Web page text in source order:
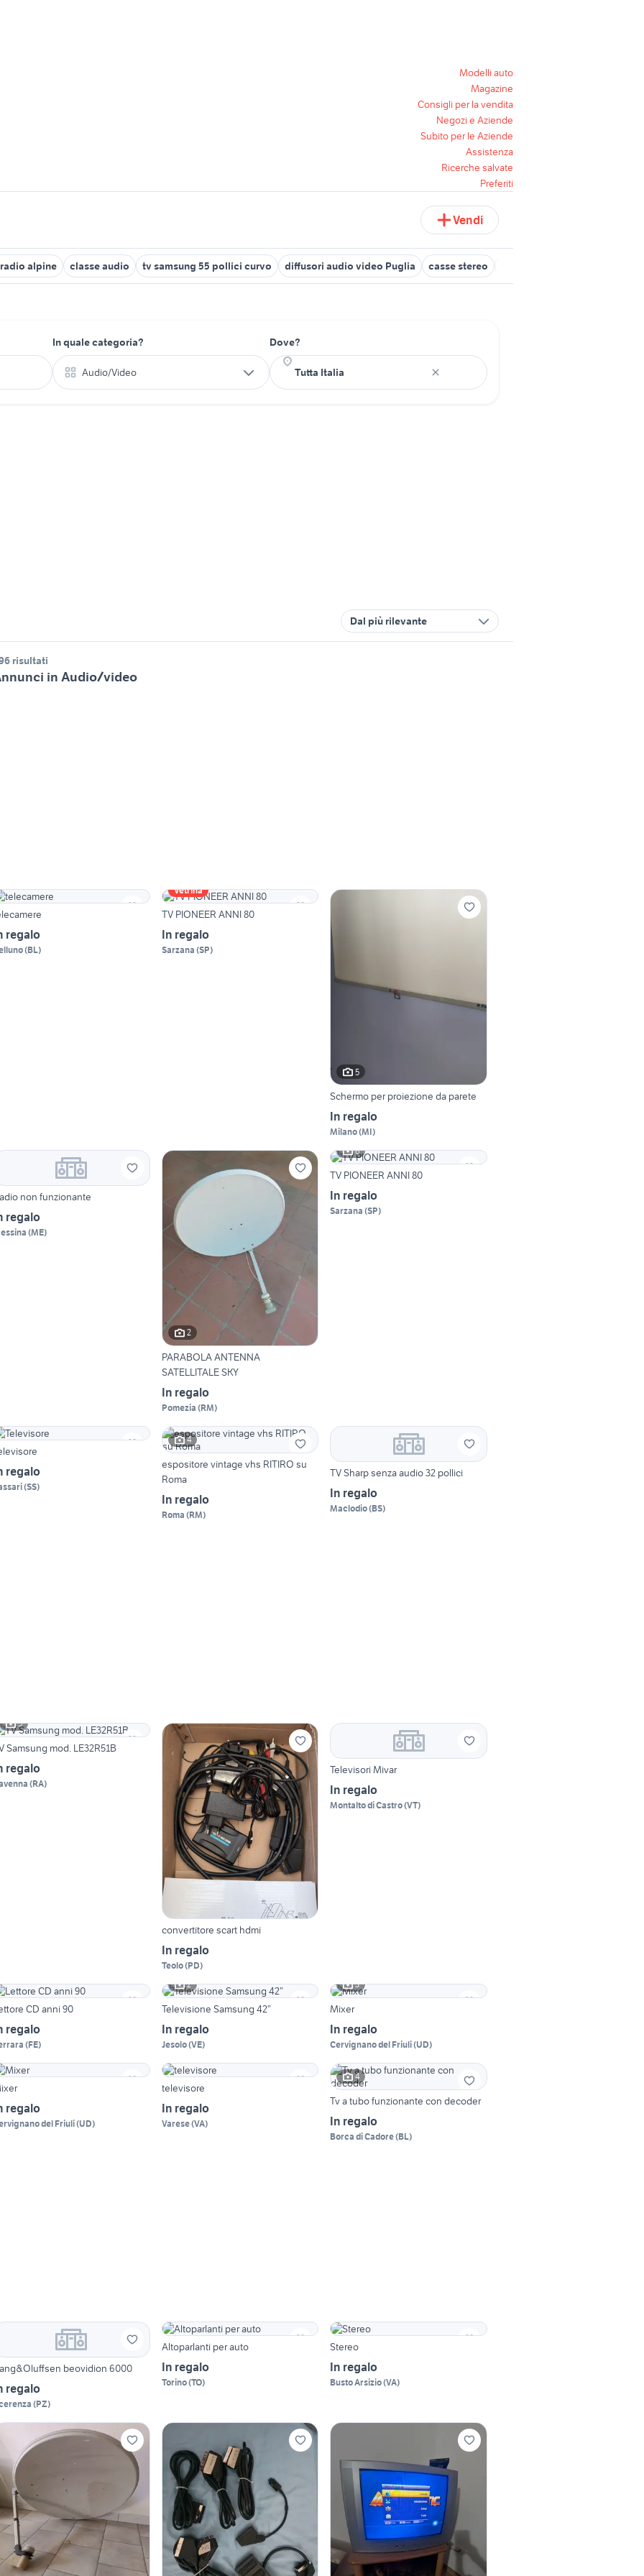
Modelli auto
Magazine
Consigli per la vendita
Negozi e Aziende
Subito per le Aziende
Assistenza
Ricerche salvate
Preferiti
Vendi
alpine classe audio tv samsung 55 pollici curvo diffusori audio video Puglia casse stereo
In quale categoria?
Audio/Video
Dove?
Dal più rilevante
risultati
in Audio/video
regalo
(BL)
Vetrina
TV PIONEER ANNI 80
In regalo
Sarzana (SP)
5
Schermo per proiezione da parete
In regalo
Milano(MI)
non funzionante
regalo
(ME)
2
PARABOLA ANTENNA
SATELLITALE SKY
In regalo
Pomezia (RM)
6
TV PIONEER ANNI 80
In regalo
Sarzana (SP)
regalo
(SS)
4
espositore vintage vhs RITIRO su
Roma
In regalo
Roma (RM)
TV Sharp senza audio 32 pollici
In regalo
Maclodio(BS)
5
Samsung mod. LE32R51B
regalo
(RA)
convertitore scart hdmi
In regalo
Teolo(PD)
Televisori Mivar
In regalo
Montalto di Castro(VT)
CD anni 90
regalo
(FE)
2
Televisione Samsung 42”
In regalo
Jesolo(VE)
3
Mixer
In regalo
Cervignano del Friuli(UD)
regalo
del Friuli(UD)
televisore
In regalo
Varese(VA)
4
Tv a tubo funzionante con decoder
In regalo
Borca di Cadore(BL)
beovidion 6000
regalo
(PZ)
Altoparlanti per auto
In regalo
Torino(TO)
Stereo
In regalo
Busto Arsizio(VA)